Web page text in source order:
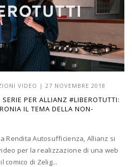
VIDEO | 27 NOVEMBRE 2018
PER ALLIANZ #LIBEROTUTTI:
IL TEMA DELLA NON-
Rendita Autosufficienza, Allianz si
per la realizzazione di una web
comico di Zelig...